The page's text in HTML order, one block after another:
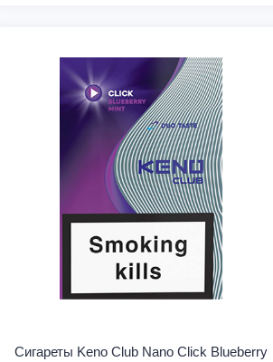
Сигареты Keno Club Nano Click Blueberry